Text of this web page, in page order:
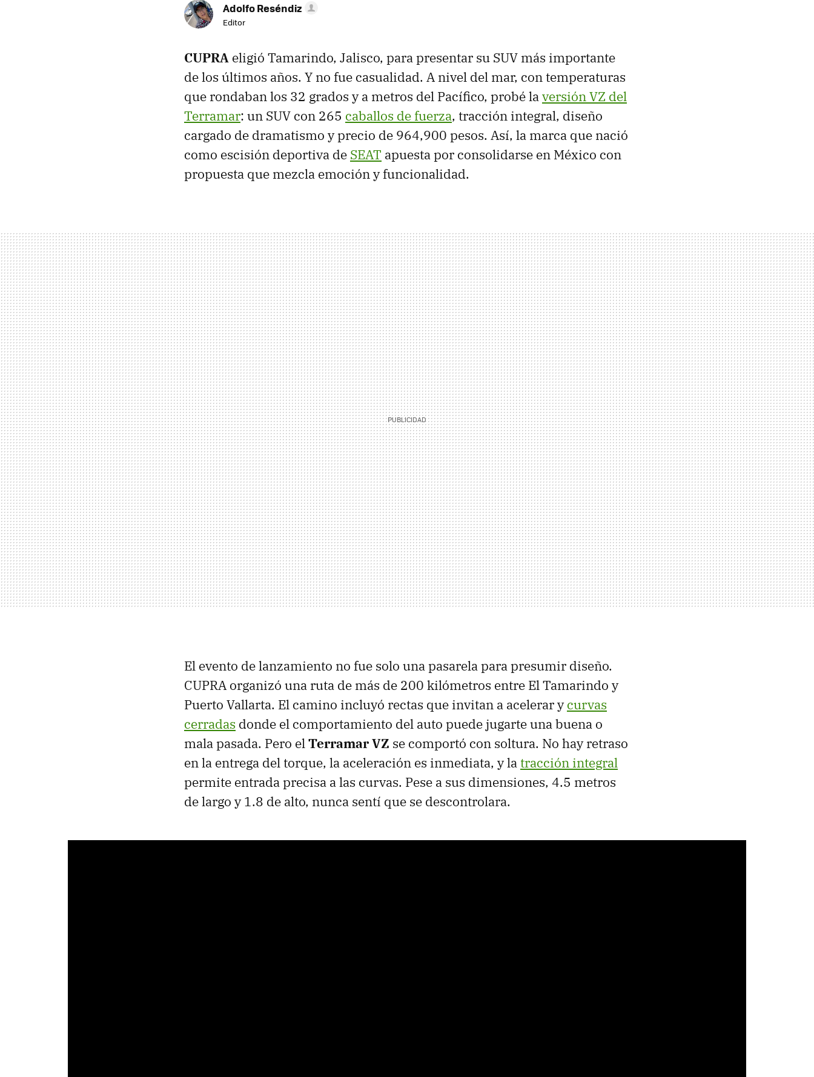
Adolfo Reséndiz
Editor
CUPRA eligió Tamarindo, Jalisco, para presentar su SUV más importante
de los últimos años. Y no fue casualidad. A nivel del mar, con temperaturas
que rondaban los 32 grados y a metros del Pacífico, probé laversión VZ del
Terramar: un SUV con 265 caballos de fuerza, tracción integral, diseño
cargado de dramatismo y precio de 964,900 pesos. Así, la marca que nació
como escisión deportiva de SEAT apuesta por consolidarse en México con
propuesta que mezcla emoción y funcionalidad.
El evento de lanzamiento no fue solo una pasarela para presumir diseño.
CUPRA organizó una ruta de más de 200 kilómetros entre El Tamarindo y
Puerto Vallarta. El camino incluyó rectas que invitan a acelerar ycurvas
cerradas donde el comportamiento del auto puede jugarte una buena o
mala pasada. Pero elTerramar VZ se comportó con soltura. No hay retraso
en la entrega del torque, la aceleración es inmediata, y latracción integral
permite entrada precisa a las curvas. Pese a sus dimensiones, 4.5 metros
de largo y 1.8 de alto, nunca sentí que se descontrolara.